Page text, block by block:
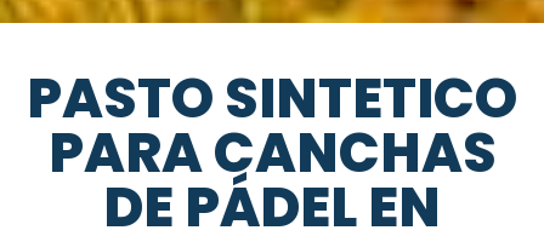
PASTO SINTETICO
PARA CANCHAS
DE PÁDEL EN